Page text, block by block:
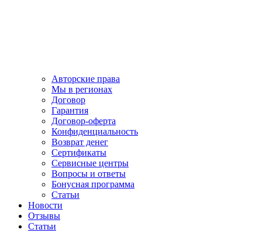
Авторские права
Мы в регионах
Договор
Гарантия
Договор-оферта
Конфиденциальность
Возврат денег
Сертификаты
Сервисные центры
Вопросы и ответы
Бонусная программа
Статьи
Новости
Отзывы
Статьи